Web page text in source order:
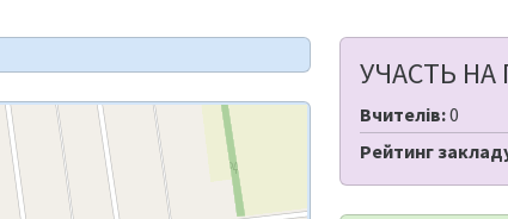
УЧАСТЬ НА
Вчителів:0
Рейтинг